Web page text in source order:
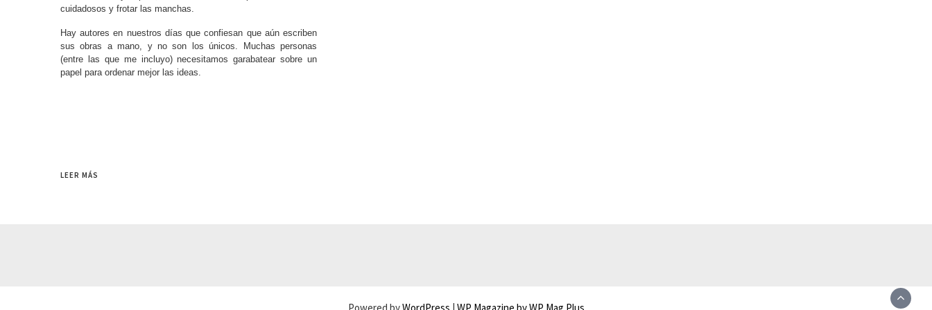
cuidadosos y frotar las manchas.
Hay autores en nuestros días que confiesan que aún escriben
sus obras a mano, y no son los únicos. Muchas personas
(entre las que me incluyo) necesitamos garabatear sobre un
papel para ordenar mejor las ideas.
LEER MÁS